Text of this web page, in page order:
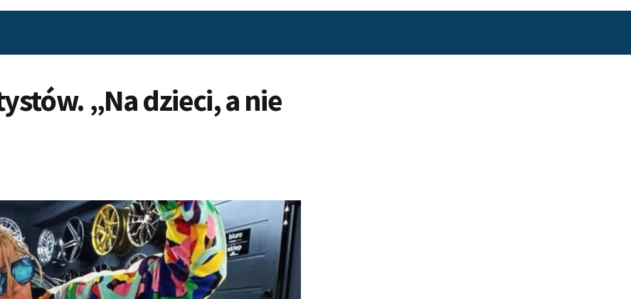
„Na dzieci, a nie